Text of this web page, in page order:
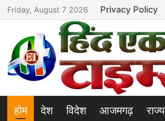
Friday, August 7 2026 Privacy Policy
होम देश विदेश आजमगढ़ राज्य